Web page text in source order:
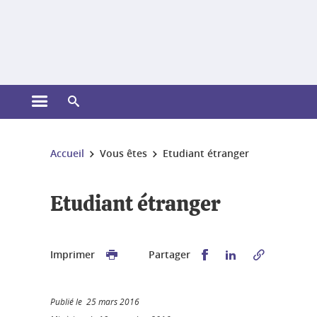
Ouvrir le menu principal
Vous êtes ici :
Accueil Vous êtes Etudiant étranger
Etudiant étranger
Imprimer Partager Partager surPartager sur
Publié le 25 mars 2016